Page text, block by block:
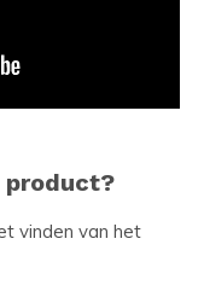
product?
vinden van het